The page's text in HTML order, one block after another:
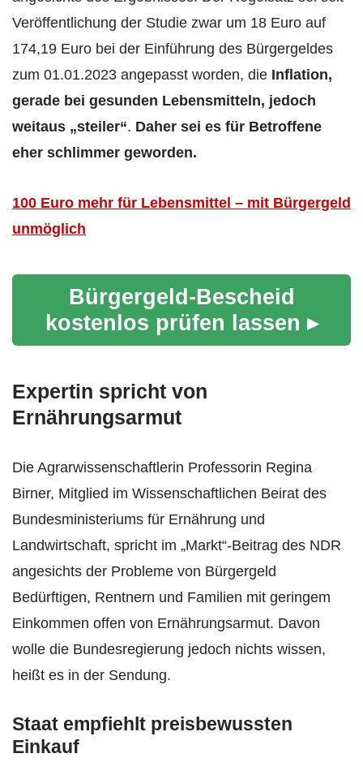
Veröffentlichung der Studie zwar um 18 Euro auf
174,19 Euro bei der Einführung des Bürgergeldes
zum 01.01.2023 angepasst worden, die Inflation,
gerade bei gesunden Lebensmitteln, jedoch
weitaus „steiler“. Daher sei es für Betroffene
eher schlimmer geworden.
100 Euro mehr für Lebensmittel – mit Bürgergeld
unmöglich
Bürgergeld-Bescheid
kostenlos prüfen lassen ▸
Expertin spricht von
Ernährungsarmut
Die Agrarwissenschaftlerin Professorin Regina
Birner, Mitglied im Wissenschaftlichen Beirat des
Bundesministeriums für Ernährung und
Landwirtschaft, spricht im „Markt“-Beitrag des NDR
angesichts der Probleme von Bürgergeld
Bedürftigen, Rentnern und Familien mit geringem
Einkommen offen von Ernährungsarmut. Davon
wolle die Bundesregierung jedoch nichts wissen,
heißt es in der Sendung.
Staat empfiehlt preisbewussten
Einkauf